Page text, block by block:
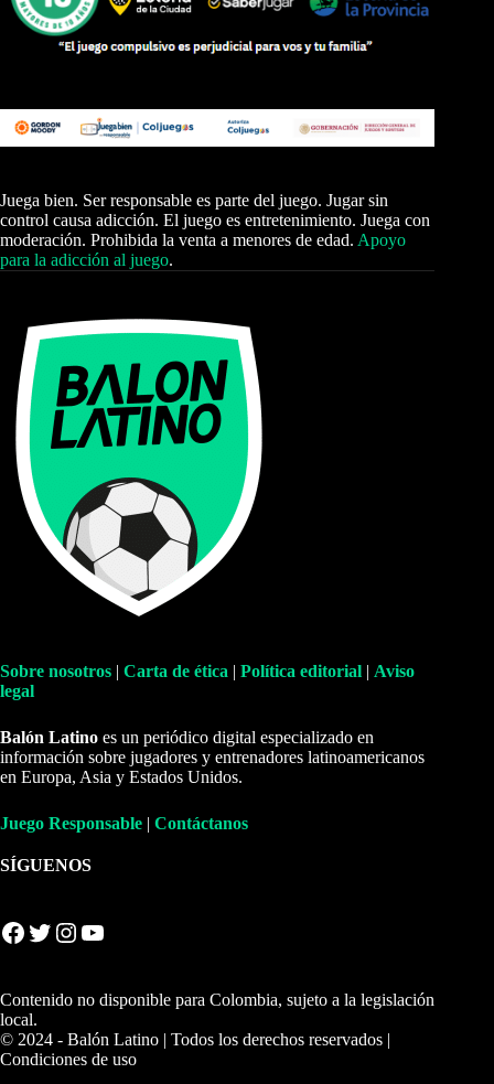
Juega bien. Ser responsable es parte del juego. Jugar sin
control causa adicción. El juego es entretenimiento. Juega con
moderación. Prohibida la venta a menores de edad. Apoyo
para la adicción al juego.
Sobre nosotros | Carta de ética | Política editorial | Aviso
legal
Balón Latino es un periódico digital especializado en
información sobre jugadores y entrenadores latinoamericanos
en Europa, Asia y Estados Unidos.
Juego Responsable | Contáctanos
SÍGUENOS
Facebook Twitter Instagram YouTube
Contenido no disponible para Colombia, sujeto a la legislación
local.
© 2024 - Balón Latino | Todos los derechos reservados |
Condiciones de uso